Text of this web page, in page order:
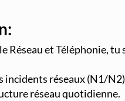
Réseau et Téléphonie,
incidents réseaux (N1/
réseau quotidienne.